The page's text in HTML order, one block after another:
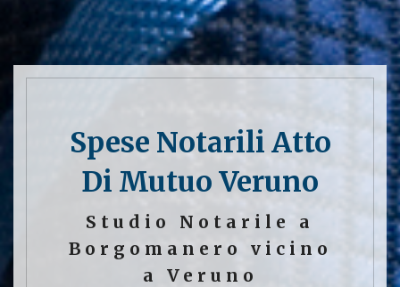
Spese Notarili Atto
Di Mutuo Veruno
Studio Notarile a
Borgomanero vicino
a Veruno